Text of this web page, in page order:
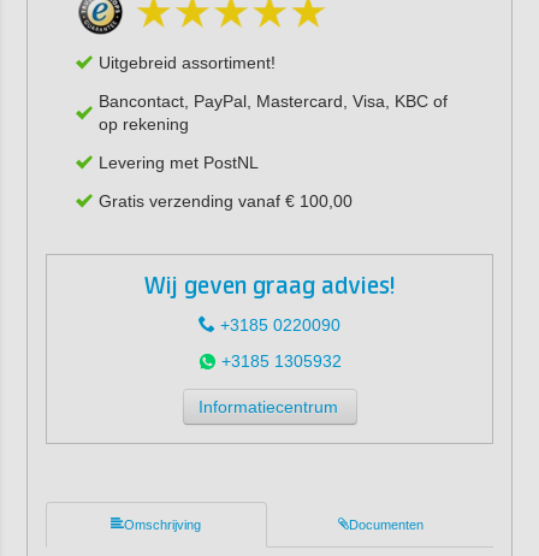
Uitgebreid assortiment!
Bancontact, PayPal, Mastercard, Visa, KBC of
op rekening
Levering met PostNL
Gratis verzending vanaf € 100,00
Wij geven graag advies!
+3185 0220090
+3185 1305932
Informatiecentrum
Omschrijving Documenten